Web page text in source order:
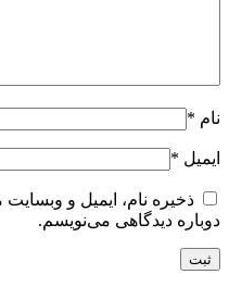
نام *
ایمیل *
ذخیره نام، ایمیل و
دوباره دیدگاهی می‌نویسم.